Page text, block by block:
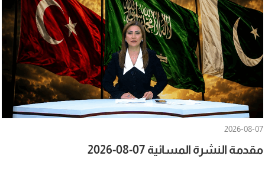
2026-08-07
مقدمة النشرة المسائية 07-08-2026